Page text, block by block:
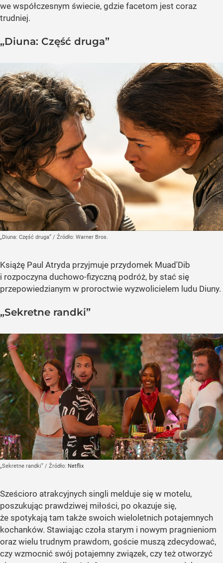
we współczesnym świecie, gdzie facetom jest coraz
trudniej.
„Diuna: Część druga”
„Diuna: Część druga” / Źródło: Warner Bros.
Książę Paul Atryda przyjmuje przydomek Muad'Dib
i rozpoczyna duchowo-fizyczną podróż, by stać się
przepowiedzianym w proroctwie wyzwolicielem ludu Diuny.
„Sekretne randki”
„Sekretne randki” / Źródło: Netflix
Sześcioro atrakcyjnych singli melduje się w motelu,
poszukując prawdziwej miłości, po okazuje się,
że spotykają tam także swoich wieloletnich potajemnych
kochanków. Stawiając czoła starym i nowym pragnieniom
oraz wielu trudnym prawdom, goście muszą zdecydować,
czy wzmocnić swój potajemny związek, czy też otworzyć